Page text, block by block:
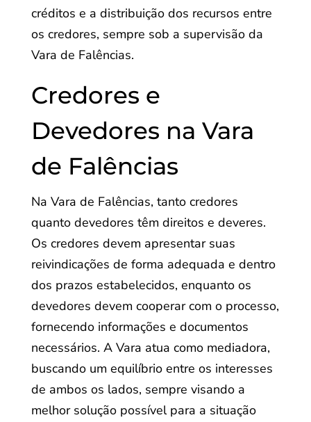
créditos e a distribuição dos recursos entre
os credores, sempre sob a supervisão da
Vara de Falências.
Credores e
Devedores na Vara
de Falências
Na Vara de Falências, tanto credores
quanto devedores têm direitos e deveres.
Os credores devem apresentar suas
reivindicações de forma adequada e dentro
dos prazos estabelecidos, enquanto os
devedores devem cooperar com o processo,
fornecendo informações e documentos
necessários. A Vara atua como mediadora,
buscando um equilíbrio entre os interesses
de ambos os lados, sempre visando a
melhor solução possível para a situação